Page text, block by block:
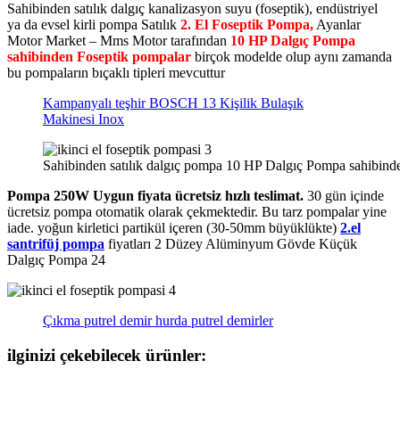
Sahibinden satılık dalgıç kanalizasyon suyu (foseptik), endüstriyel
ya da evsel kirli pompa Satılık 2. El Foseptik Pompa,Ayanlar
Motor Market – Mms Motor tarafından 10 HP Dalgıç Pompa
sahibinden Foseptik pompalar birçok modelde olup aynı zamanda
bu pompaların bıçaklı tipleri mevcuttur
Kampanyalı teşhir BOSCH 13 Kişilik Bulaşık
Makinesi Inox
Sahibinden satılık dalgıç pompa 10 HP Dalgıç Pompa
Pompa 250W Uygun fiyata ücretsiz hızlı teslimat. 30 gün içinde
ücretsiz pompa otomatik olarak çekmektedir. Bu tarz pompalar yine
iade. yoğun kirletici partikül içeren (30-50mm büyüklükte) 2.el
santrifüj pompa fiyatları 2 Düzey Alüminyum Gövde Küçük
Dalgıç Pompa 24
Çıkma putrel demir hurda putrel demirler
ilginizi çekebilecek ürünler: